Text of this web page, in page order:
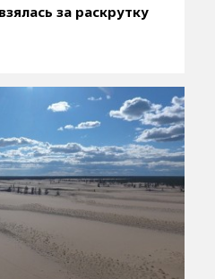
за раскрутку